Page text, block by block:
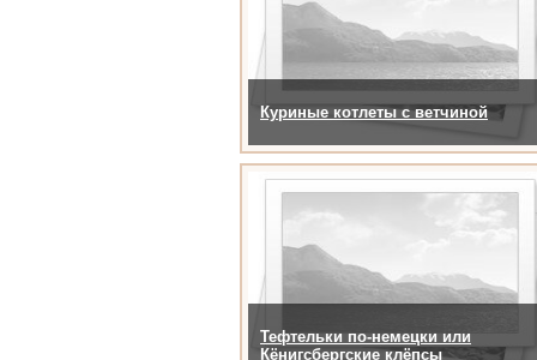
Куриные котлеты с ветчиной
Тефтельки по-немецки или
Кёнигсбергские клёпсы